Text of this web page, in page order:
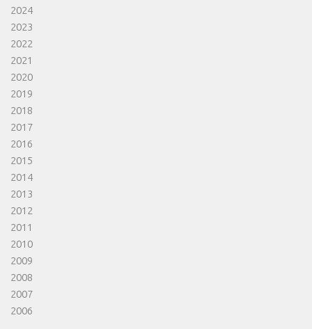
2024
2023
2022
2021
2020
2019
2018
2017
2016
2015
2014
2013
2012
2011
2010
2009
2008
2007
2006